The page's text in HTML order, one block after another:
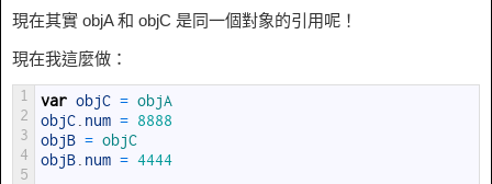
現在其實 objA 和 objC 是同一個對象的引用呢！
現在我這麼做：
1
2
3
4
5
var objC = objA
objC num = 8888
objB = objC
objB num = 4444